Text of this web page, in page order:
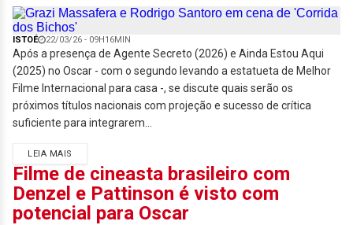
ISTOÉ 22/03/26 - 09H16MIN
Após a presença de Agente Secreto (2026) e Ainda Estou Aqui
(2025) no Oscar - com o segundo levando a estatueta de Melhor
Filme Internacional para casa -, se discute quais serão os
próximos títulos nacionais com projeção e sucesso de crítica
suficiente para integrarem...
LEIA MAIS
Filme de cineasta brasileiro com
Denzel e Pattinson é visto com
potencial para Oscar